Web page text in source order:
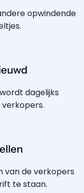
opwindende
dagelijks
van de verkopers
te staan.